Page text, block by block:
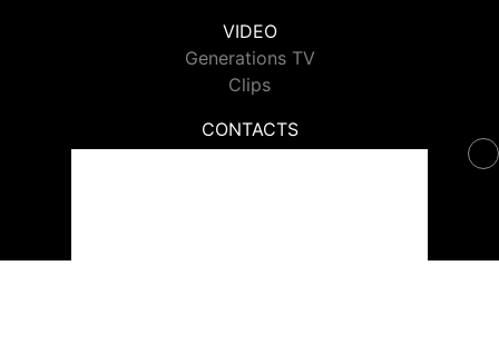
VIDEO
Generations TV
Clips
CONTACTS
Contacter Generations